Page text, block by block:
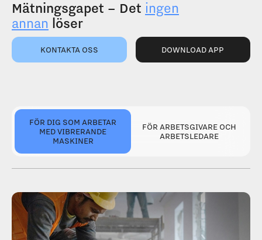
Mätningsgapet – Det ingen
annan löser
KONTAKTA OSS DOWNLOAD APP
FÖR DIG SOM ARBETAR
MED VIBRERANDE
MASKINER
FÖR ARBETSGIVARE OCH
ARBETSLEDARE